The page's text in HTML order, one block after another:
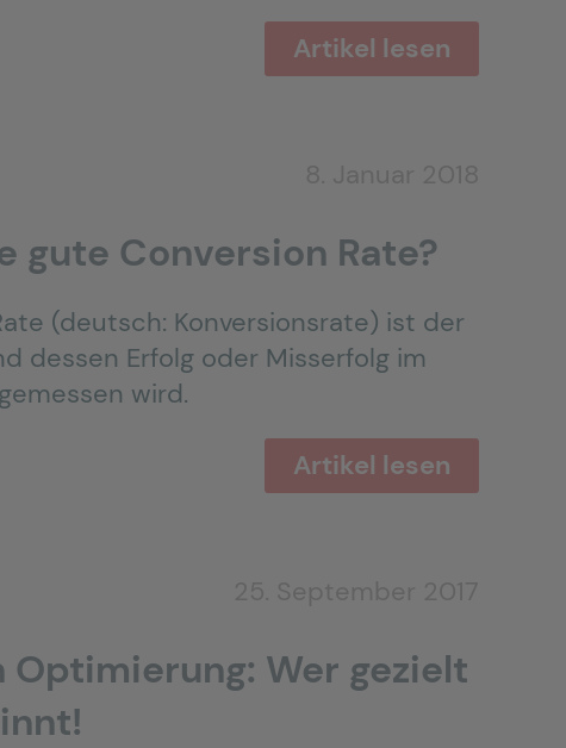
Artikel lesen
gute Conversion Rate?
(deutsch: Konversionsrate) ist der
dessen Erfolg oder Misserfolg im
wird.
Artikel lesen
Optimierung: Wer gezielt